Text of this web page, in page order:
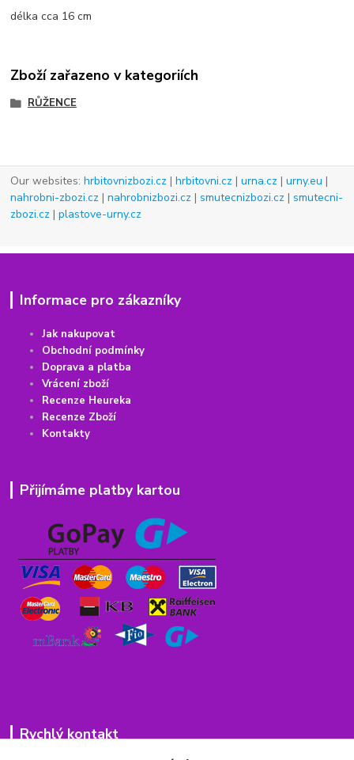
délka cca 16 cm
Zboží zařazeno v kategoriích
RŮŽENCE
Our websites:hrbitovnizbozi.cz |hrbitovni.cz |urna.cz |urny.eu |
nahrobni-zbozi.cz |nahrobnizbozi.cz |smutecnizbozi.cz |smutecni-
zbozi.cz |plastove-urny.cz
Informace pro zákazníky
Jak nakupovat
Obchodní podmínky
Doprava a platba
Vrácení zboží
Recenze Heureka
Recenze Zboží
Kontakty
Přijímáme platby kartou
Rychlý kontakt